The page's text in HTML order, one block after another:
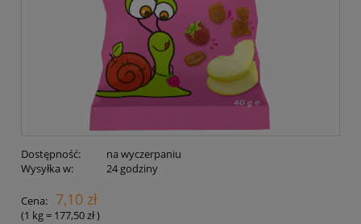
Dostępność:
na wyczerpaniu
Wysyłka w:
24 godziny
Cena: 7,10 zł
(1 kg= 177,50 zł)